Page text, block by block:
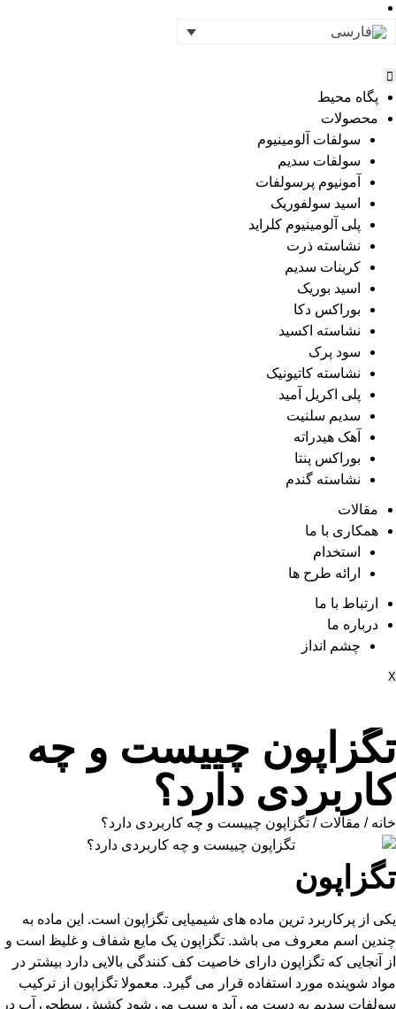
پگاه محیط
محصولات
سولفات آلومینیوم
سولفات سدیم
آمونیوم پرسولفات
اسید سولفوریک
پلی آلومینیوم کلراید
نشاسته ذرت
کربنات سدیم
اسید بوریک
بوراکس دکا
نشاسته اکسید
سود پرک
نشاسته کاتیونیک
پلی اکریل آمید
سدیم سلنیت
آهک هیدراته
بوراکس پنتا
نشاسته گندم
مقالات
همکاری با ما
استخدام
ارائه طرح ها
ارتباط با ما
درباره ما
چشم انداز
X
تگزاپون چییست و چه
کاربردی دارد؟
خانه / مقالات / تگزاپون چییست و چه کاربردی دارد؟
تگزاپون
یکی از پرکاربرد ترین ماده های شیمیایی تگزاپون است. این ماده به
چندین اسم معروف می باشد. تگزاپون یک مایع شفاف و غلیظ است و
از آنجایی که تگزاپون دارای خاصیت کف کنندگی بالایی دارد بیشتر در
مواد شوینده مورد استفاده قرار می گیرد. معمولا تگزاپون از ترکیب
سولفات سدیم به دست می آید و سبب می شود کشش سطحی آب در